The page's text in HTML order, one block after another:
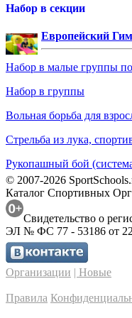
Набор в секции
Европейский
Набор в малые группы
Набор в группы
Вольная борьба для
Стрельба из лука,
Рукопашный бой
© 2007-2026
Каталог Спортивных
Свидетельство о
ЭЛ № ФС 77 - 53186 от
Организации | Новые
Правила